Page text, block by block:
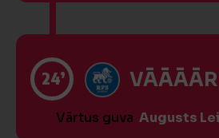
24’
Vārtus guva Augusts